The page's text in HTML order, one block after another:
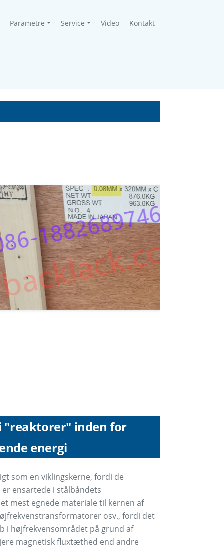
Parametre Service Video Kontakt
"reaktorer" inden for
energi
som en viklingskerne, fordi de
ensartede i stålbåndets
mest egnede materiale til kernen af
osv., fordi det
i højfrekvensområdet på grund af
magnetisk fluxtæthed end andre